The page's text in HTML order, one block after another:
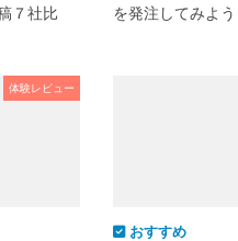
７社比
を発注してみよう
体験レビュー
おすすめ